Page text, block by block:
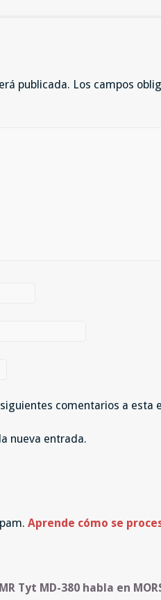
publicada. Los campos
comentarios a esta
nueva entrada.
Aprende cómo se
Tyt MD-380 habla en